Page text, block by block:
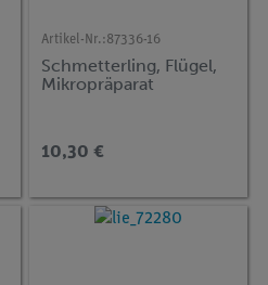
Artikel-Nr.:87336-16
Schmetterling, Flügel,
Mikropräparat
10,30 €